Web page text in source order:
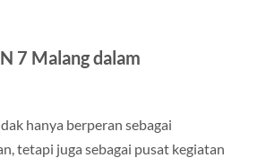
7 Malang dalam
hanya berperan sebagai
tetapi juga sebagai pusat kegiatan